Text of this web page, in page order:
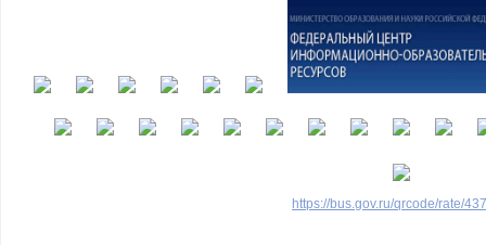
https://bus.gov.ru/qrcode/rate/